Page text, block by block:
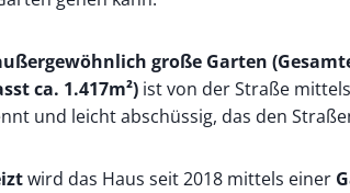
große Garten
ca. 1.417m²) ist von der Straße
und leicht abschüssig, das den
wird das Haus seit 2018 mittels einer